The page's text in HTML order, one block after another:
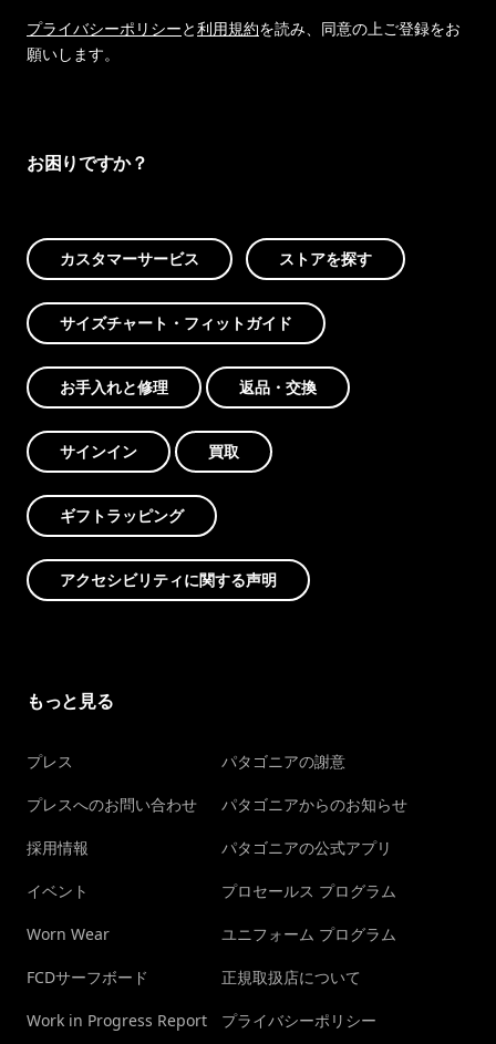
プライバシーポリシーと利用規約を読み、同意の上ご登録をお
願いします。
お困りですか？
カスタマーサービス ストアを探す
サイズチャート・フィットガイド
お手入れと修理 返品・交換
サインイン 買取
ギフトラッピング
アクセシビリティに関する声明
もっと見る
プレス
プレスへのお問い合わせ
採用情報
イベント
Worn Wear
FCDサーフボード
Work in Progress Report
パタゴニアの謝意
パタゴニアからのお知らせ
パタゴニアの公式アプリ
プロセールス プログラム
ユニフォーム プログラム
正規取扱店について
プライバシーポリシー